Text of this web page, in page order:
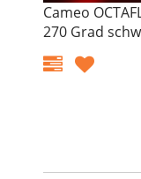
Cameo
270 Grad